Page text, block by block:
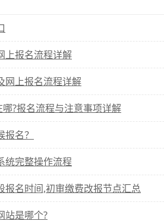
上报名流程详解
网上报名流程详解
?报名流程与注意事项详解
名？
统完整操作流程
名时间,初审缴费改报节点汇总
站是哪个?